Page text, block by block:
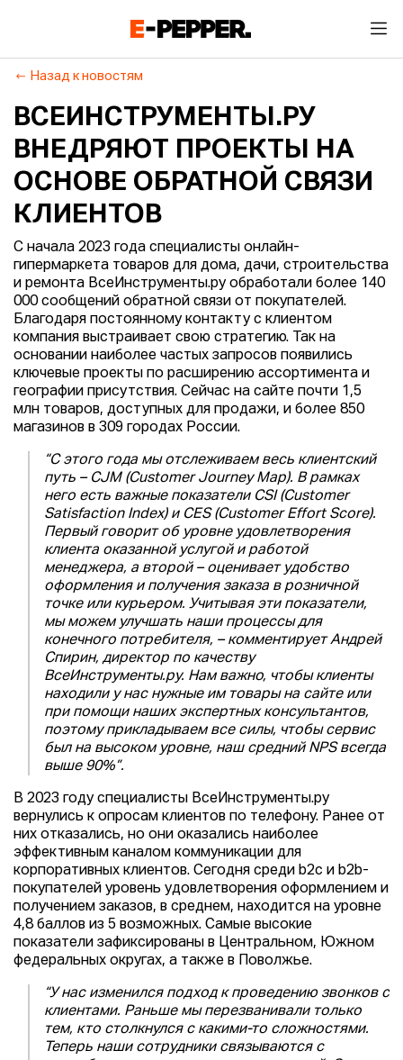
Назад к новостям
ВСЕИНСТРУМЕНТЫ.РУ
ВНЕДРЯЮТ ПРОЕКТЫ НА
ОСНОВЕ ОБРАТНОЙ СВЯЗИ
КЛИЕНТОВ
С начала 2023 года специалисты онлайн-
гипермаркета товаров для дома, дачи, строительства
и ремонта ВсеИнструменты.ру обработали более 140
000 сообщений обратной связи от покупателей.
Благодаря постоянному контакту с клиентом
компания выстраивает свою стратегию. Так на
основании наиболее частых запросов появились
ключевые проекты по расширению ассортимента и
географии присутствия. Сейчас на сайте почти 1,5
млн товаров, доступных для продажи, и более 850
магазинов в 309 городах России.
“С этого года мы отслеживаем весь клиентский
путь – CJM (Customer Journey Map). В рамках
него есть важные показатели CSI (Customer
Satisfaction Index) и CES (Customer Effort Score).
Первый говорит об уровне удовлетворения
клиента оказанной услугой и работой
менеджера, а второй – оценивает удобство
оформления и получения заказа в розничной
точке или курьером. Учитывая эти показатели,
мы можем улучшать наши процессы для
конечного потребителя, – комментирует Андрей
Спирин, директор по качеству
ВсеИнструменты.ру. Нам важно, чтобы клиенты
находили у нас нужные им товары на сайте или
при помощи наших экспертных консультантов,
поэтому прикладываем все силы, чтобы сервис
был на высоком уровне, наш средний NPS всегда
выше 90%”.
В 2023 году специалисты ВсеИнструменты.ру
вернулись к опросам клиентов по телефону. Ранее от
них отказались, но они оказались наиболее
эффективным каналом коммуникации для
корпоративных клиентов. Сегодня среди b2c и b2b-
покупателей уровень удовлетворения оформлением и
получением заказов, в среднем, находится на уровне
4,8 баллов из 5 возможных. Самые высокие
показатели зафиксированы в Центральном, Южном
федеральных округах, а также в Поволжье.
“У нас изменился подход к проведению звонков с
клиентами. Раньше мы перезванивали только
тем, кто столкнулся с какими-то сложностями.
Теперь наши сотрудники связываются с